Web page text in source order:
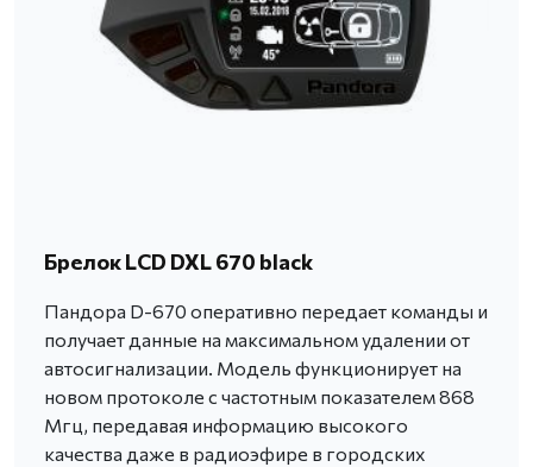
Брелок LCD DXL 670 black
Пандора D-670 оперативно передает команды и
получает данные на максимальном удалении от
автосигнализации. Модель функционирует на
новом протоколе с частотным показателем 868
Мгц, передавая информацию высокого
качества даже в радиоэфире в городских